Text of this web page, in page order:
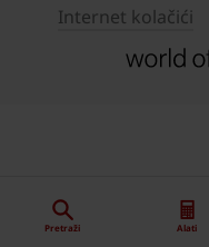
Pretraži Alati
Internet kolačići